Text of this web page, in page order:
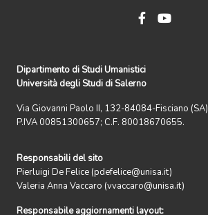
Dipartimento di Studi Umanistici
Università degli Studi di Salerno
Via Giovanni Paolo II, 132-84084-Fisciano (SA)
P.IVA 00851300657; C.F. 80018670655.
Responsabili del sito
Pierluigi De Felice (pdefelice@unisa.it)
Valeria Anna Vaccaro (vvaccaro@unisa.it)
Responsabile aggiornamenti layout: